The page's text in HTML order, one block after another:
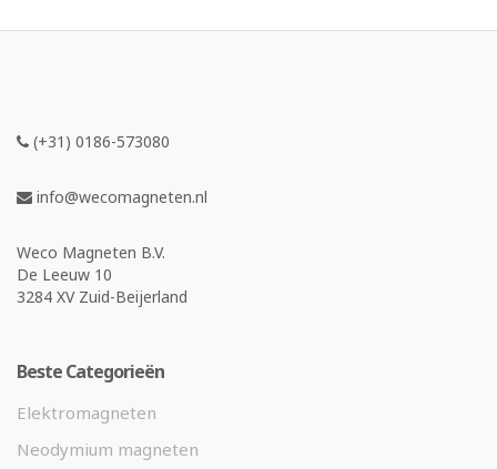
(+31) 0186-573080
info@wecomagneten.nl
Weco Magneten B.V.
De Leeuw 10
3284 XV Zuid-Beijerland
Beste Categorieën
Elektromagneten
Neodymium magneten